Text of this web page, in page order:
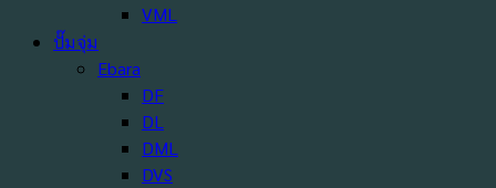
VML
ปั๊มจุ่ม
Ebara
DF
DL
DML
DVS